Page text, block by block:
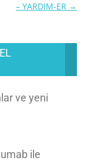
– YARDIM-ER →
ve yeni
ile